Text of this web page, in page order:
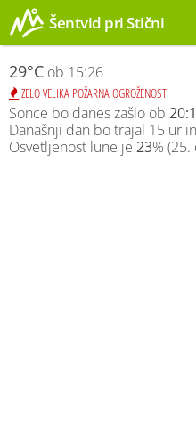
Šentvid pri Stični
29°C ob 15:26
ZELO VELIKA POŽARNA OGROŽENOST
Sonce bo danes zašlo ob
Današnji dan bo trajal 15 ur
Osvetljenost lune je 23%